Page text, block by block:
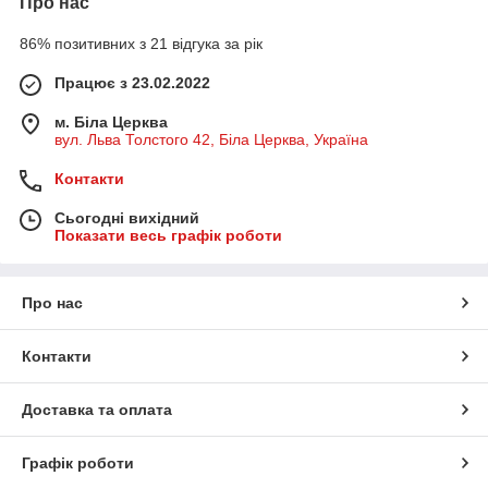
86% позитивних з 21 відгука за рік
Працює з 23.02.2022
м. Біла Церква
вул. Льва Толстого 42, Біла Церква, Україна
Контакти
Сьогодні вихідний
Показати весь графік роботи
Про нас
Контакти
Доставка та оплата
Графік роботи